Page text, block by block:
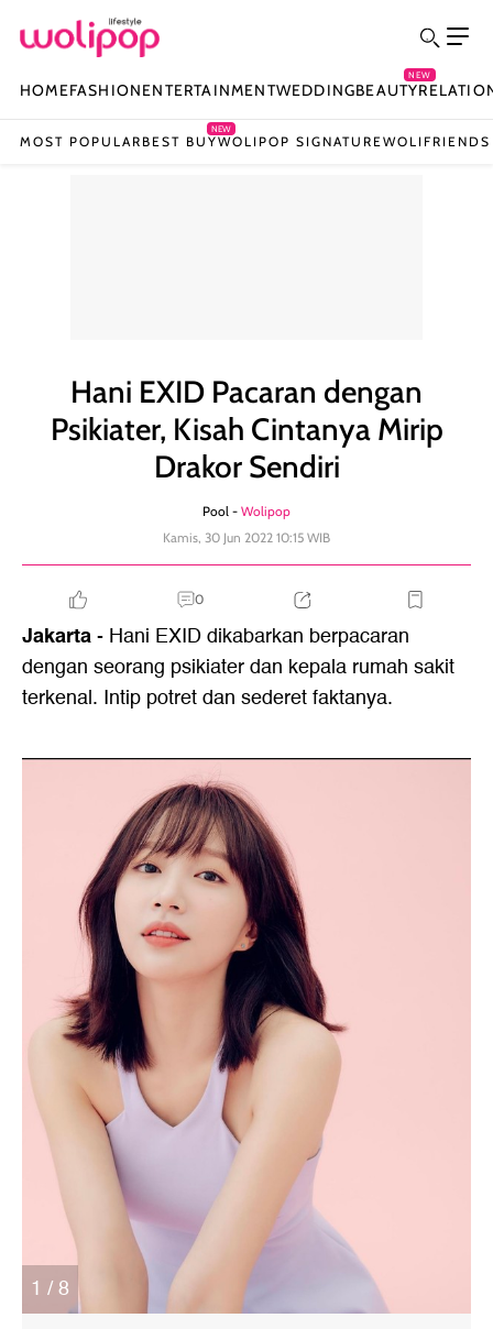
HOMEFASHIONENTERTAINMENTWEDDINGBEAUTY
NEW
MOST POPULAR BEST BUY
NEW
WOLIPOP SIGNATUREWOLIFRIENDS
Hani EXID Pacaran dengan
Psikiater, Kisah Cintanya Mirip
Drakor Sendiri
Pool - Wolipop
Kamis, 30 Jun 2022 10:15 WIB
0
Jakarta- Hani EXID dikabarkan berpacaran
dengan seorang psikiater dan kepala rumah sakit
terkenal. Intip potret dan sederet faktanya.
1 / 8